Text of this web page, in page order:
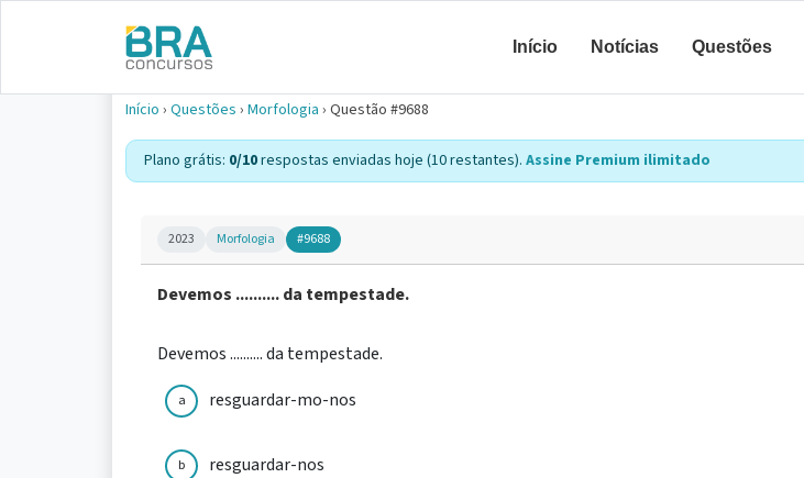
Início Notícias Questões
Início › Questões › Morfologia › Questão #9688
Plano grátis: 0/10respostas enviadas hoje (10 restantes). Assine Premium ilimitado
2023 Morfologia #9688
Devemos .......... da tempestade.
Devemos .......... da tempestade.
a resguardar-mo-nos
b resguardar-nos